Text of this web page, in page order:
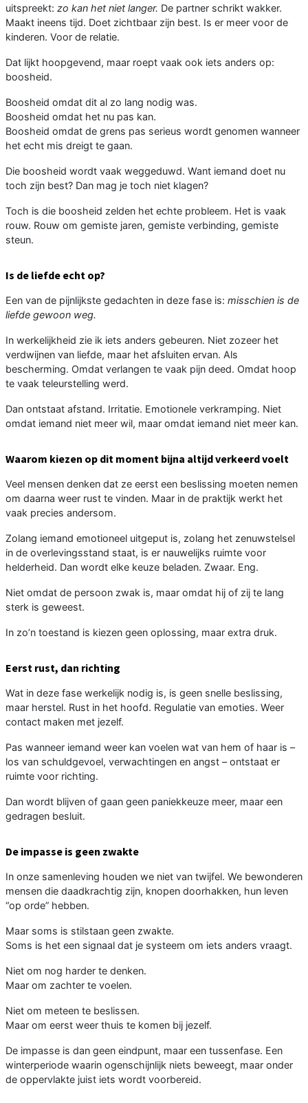
uitspreekt: zo kan het niet langer. De partner schrikt wakker.
Maakt ineens tijd. Doet zichtbaar zijn best. Is er meer voor de
kinderen. Voor de relatie.
Dat lijkt hoopgevend, maar roept vaak ook iets anders op:
boosheid.
Boosheid omdat dit al zo lang nodig was.
Boosheid omdat het nu pas kan.
Boosheid omdat de grens pas serieus wordt genomen wanneer
het echt mis dreigt te gaan.
Die boosheid wordt vaak weggeduwd. Want iemand doet nu
toch zijn best? Dan mag je toch niet klagen?
Toch is die boosheid zelden het echte probleem. Het is vaak
rouw. Rouw om gemiste jaren, gemiste verbinding, gemiste
steun.
Is de liefde echt op?
Een van de pijnlijkste gedachten in deze fase is: misschien is de
liefde gewoon weg.
In werkelijkheid zie ik iets anders gebeuren. Niet zozeer het
verdwijnen van liefde, maar het afsluiten ervan. Als
bescherming. Omdat verlangen te vaak pijn deed. Omdat hoop
te vaak teleurstelling werd.
Dan ontstaat afstand. Irritatie. Emotionele verkramping. Niet
omdat iemand niet meer wil, maar omdat iemand niet meer kan.
Waarom kiezen op dit moment bijna altijd verkeerd voelt
Veel mensen denken dat ze eerst een beslissing moeten nemen
om daarna weer rust te vinden. Maar in de praktijk werkt het
vaak precies andersom.
Zolang iemand emotioneel uitgeput is, zolang het zenuwstelsel
in de overlevingsstand staat, is er nauwelijks ruimte voor
helderheid. Dan wordt elke keuze beladen. Zwaar. Eng.
Niet omdat de persoon zwak is, maar omdat hij of zij te lang
sterk is geweest.
In zo’n toestand is kiezen geen oplossing, maar extra druk.
Eerst rust, dan richting
Wat in deze fase werkelijk nodig is, is geen snelle beslissing,
maar herstel. Rust in het hoofd. Regulatie van emoties. Weer
contact maken met jezelf.
Pas wanneer iemand weer kan voelen wat van hem of haar is –
los van schuldgevoel, verwachtingen en angst – ontstaat er
ruimte voor richting.
Dan wordt blijven of gaan geen paniekkeuze meer, maar een
gedragen besluit.
De impasse is geen zwakte
In onze samenleving houden we niet van twijfel. We bewonderen
mensen die daadkrachtig zijn, knopen doorhakken, hun leven
“op orde” hebben.
Maar soms is stilstaan geen zwakte.
Soms is het een signaal dat je systeem om iets anders vraagt.
Niet om nog harder te denken.
Maar om zachter te voelen.
Niet om meteen te beslissen.
Maar om eerst weer thuis te komen bij jezelf.
De impasse is dan geen eindpunt, maar een tussenfase. Een
winterperiode waarin ogenschijnlijk niets beweegt, maar onder
de oppervlakte juist iets wordt voorbereid.